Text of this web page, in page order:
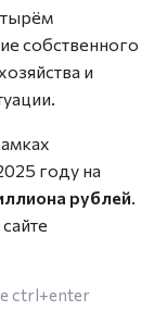
собственного
и
году на
рублей.
ctrl+enter